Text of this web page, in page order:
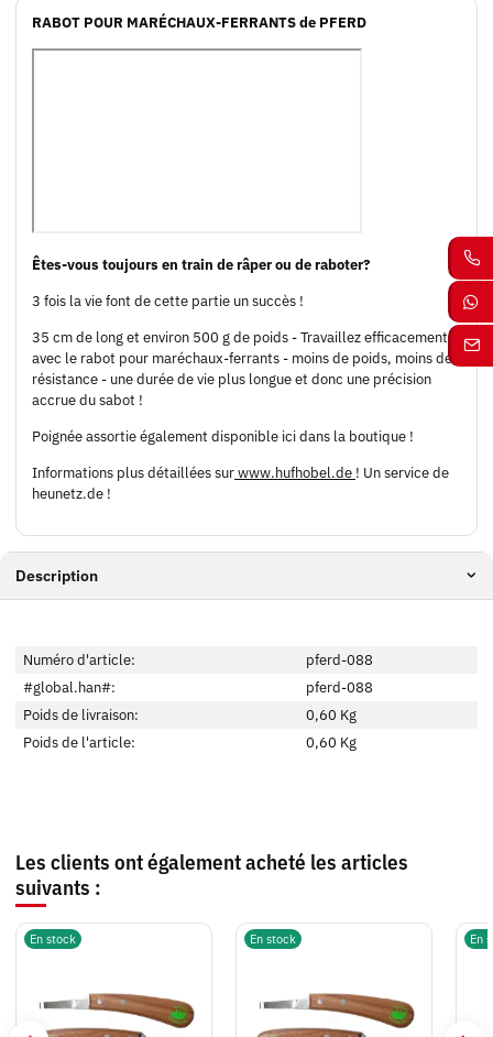
RABOT POUR MARÉCHAUX-FERRANTS de PFERD
Êtes-vous toujours en train de râper ou de raboter?
3 fois la vie font de cette partie un succès !
35 cm de long et environ 500 g de poids - Travaillez efficacement
avec le rabot pour maréchaux-ferrants - moins de poids, moins de
résistance - une durée de vie plus longue et donc une précision
accrue du sabot !
Poignée assortie également disponible ici dans la boutique !
Informations plus détaillées surwww.hufhobel.de ! Un service de
heunetz.de !
Description
Numéro d'article:
pferd-088
#global.han#:
pferd-088
Poids de livraison:
0,60 Kg
Poids de l'article:
0,60 Kg
Les clients ont également acheté les articles
suivants :
En stock En stock En